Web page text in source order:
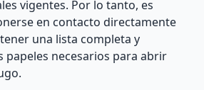
vigentes. Por lo tanto, es
en contacto directamente
una lista completa y
papeles necesarios para abrir